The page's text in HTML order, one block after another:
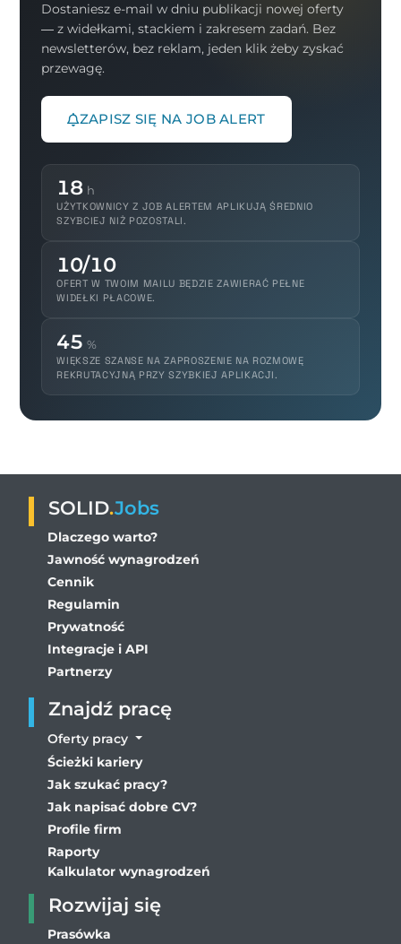
Dostaniesz e-mail w dniu publikacji nowej oferty
— z widełkami, stackiem i zakresem zadań. Bez
newsletterów, bez reklam, jeden klik żeby zyskać
przewagę.
ZAPISZ SIĘ NA JOB ALERT
18 h
UŻYTKOWNICY Z JOB ALERTEM APLIKUJĄ ŚREDNIO
SZYBCIEJ NIŻ POZOSTALI.
10/10
OFERT W TWOIM MAILU BĘDZIE ZAWIERAĆ PEŁNE
WIDEŁKI PŁACOWE.
45 %
WIĘKSZE SZANSE NA ZAPROSZENIE NA ROZMOWĘ
REKRUTACYJNĄ PRZY SZYBKIEJ APLIKACJI.
SOLID.Jobs
Dlaczego warto?
Jawność wynagrodzeń
Cennik
Regulamin
Prywatność
Integracje i API
Partnerzy
Znajdź pracę
Oferty pracy
Ścieżki kariery
Jak szukać pracy?
Jak napisać dobre CV?
Profile firm
Raporty
Kalkulator wynagrodzeń
Rozwijaj się
Prasówka